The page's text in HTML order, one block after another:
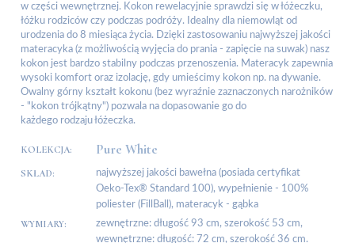
w części wewnętrznej. Kokon rewelacyjnie sprawdzi się w łóżeczku,
łóżku rodziców czy podczas podróży. Idealny dla niemowląt od
urodzenia do 8 miesiąca życia. Dzięki zastosowaniu najwyższej jakości
materacyka (z możliwością wyjęcia do prania - zapięcie na suwak) nasz
kokon jest bardzo stabilny podczas przenoszenia. Materacyk zapewnia
wysoki komfort oraz izolację, gdy umieścimy kokon np. na dywanie.
Owalny górny kształt kokonu (bez wyraźnie zaznaczonych narożników
- "kokon trójkątny") pozwala na dopasowanie go do
każdego rodzaju łóżeczka.
KOLEKCJA: Pure White
SKŁAD:
najwyższej jakości bawełna (posiada certyfikat
Oeko-Tex® Standard 100), wypełnienie - 100%
poliester (FillBall), materacyk - gąbka
WYMIARY:
zewnętrzne: długość 93 cm, szerokość 53 cm,
wewnętrzne: długość: 72 cm, szerokość 36 cm.